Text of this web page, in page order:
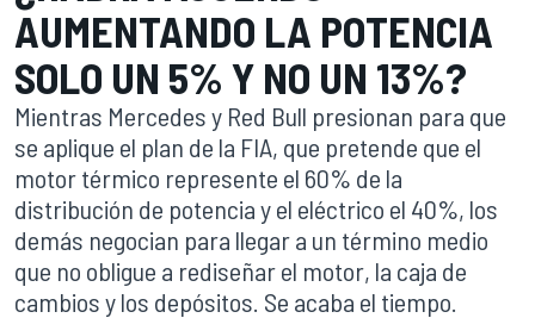
AUMENTANDO LA POTENCIA
SOLO UN 5% Y NO UN 13%?
Mientras Mercedes y Red Bull presionan para que
se aplique el plan de la FIA, que pretende que el
motor térmico represente el 60% de la
distribución de potencia y el eléctrico el 40%, los
demás negocian para llegar a un término medio
que no obligue a rediseñar el motor, la caja de
cambios y los depósitos. Se acaba el tiempo.